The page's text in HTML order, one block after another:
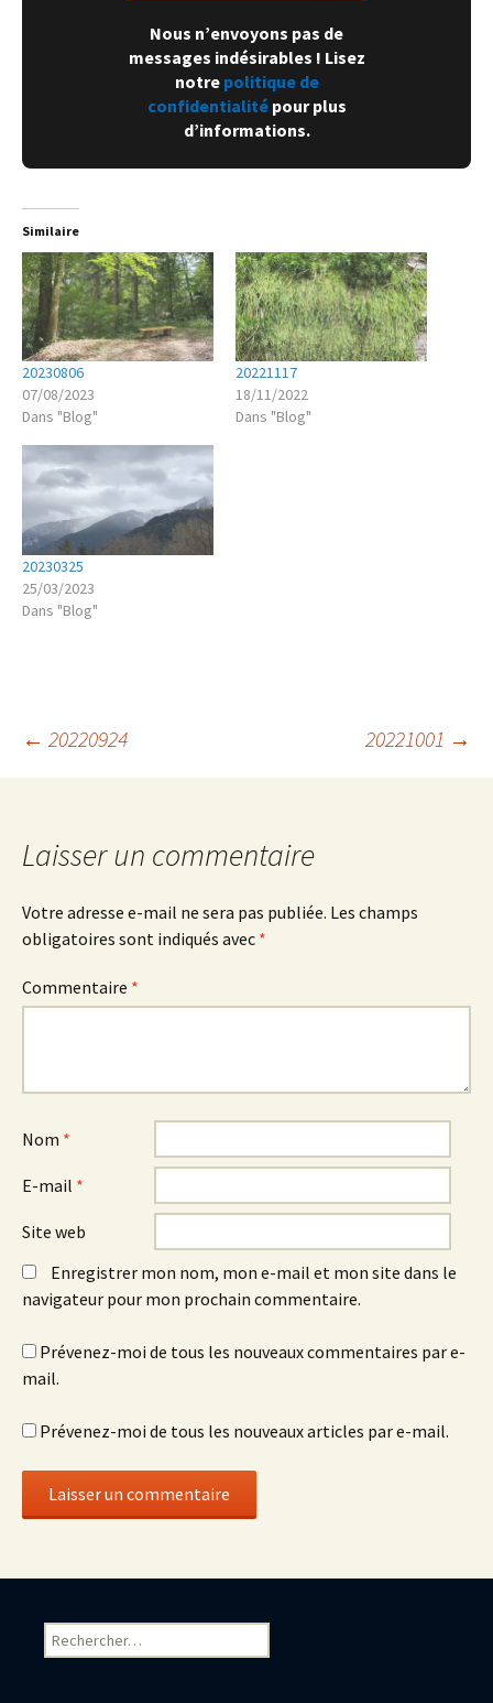
Nous n’envoyons pas de
messages indésirables ! Lisez
notre politique de
confidentialitépour plus
d’informations.
Similaire
20230806
07/08/2023
Dans "Blog"
20221117
18/11/2022
Dans "Blog"
20230325
25/03/2023
Dans "Blog"
Navigation
articles
← 20220924 20221001 →
Laisser un commentaire
Votre adresse e-mail ne sera pas publiée. Les champs
obligatoires sont indiqués avec *
Commentaire *
Nom *
E-mail *
Site web
Enregistrer mon nom, mon e-mail et mon site dans le
navigateur pour mon prochain commentaire.
Prévenez-moi de tous les nouveaux commentaires par e-
mail.
Prévenez-moi de tous les nouveaux articles par e-mail.
Rechercher :